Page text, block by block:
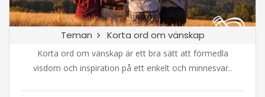
Teman Korta ord om vänskap
Korta ord om vänskap är ett bra sätt att förmedla
visdom och inspiration på ett enkelt och minnesvär..